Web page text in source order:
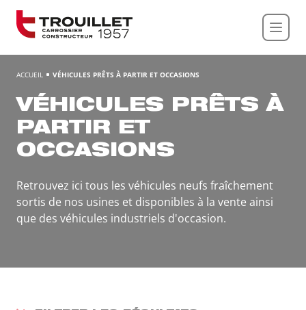
ACCUEIL VÉHICULES PRÊTS À PARTIR ET OCCASIONS
VÉHICULES PRÊTS À
PARTIR ET
OCCASIONS
Retrouvez ici tous les véhicules neufs fraîchement
sortis de nos usines et disponibles à la vente ainsi
que des véhicules industriels d'occasion.
Panneau de gestion des cookies